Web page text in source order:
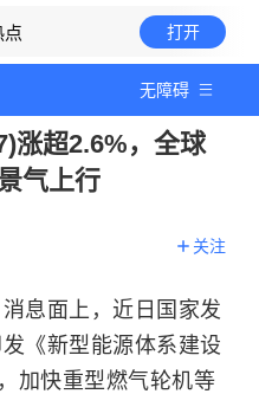
点 打开
无障碍
涨超2.6%，全球
气上行
关注
息面上，近日国家发
《新型能源体系建设
加快重型燃气轮机等